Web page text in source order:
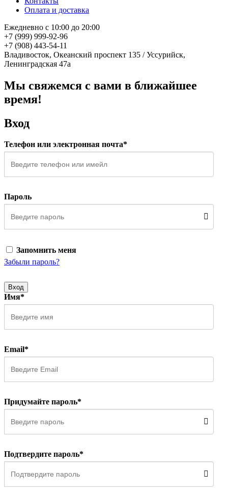
Оплата и доставка
Ежедневно с 10:00 до 20:00
+7 (999) 999-92-96
+7 (908) 443-54-11
Владивосток, Океанский проспект 135 / Уссурийск,
Ленинградская 47а
Мы свяжемся с вами в ближайшее
время!
Вход
Телефон или электронная почта*
Пароль
Запомнить меня
Забыли пароль?
Вход
Имя*
Email*
Придумайте пароль*
Подтвердите пароль*